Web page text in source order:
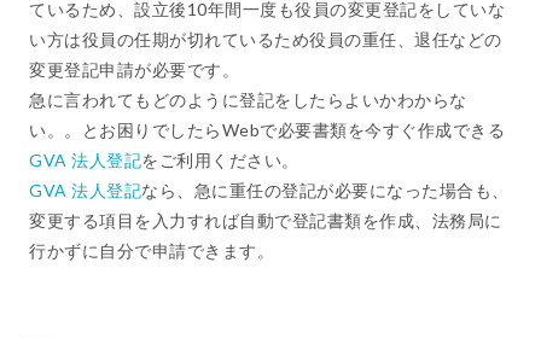
ているため、設立後10年間一度も役員の変更登記をしていな
い方は役員の任期が切れているため役員の重任、退任などの
変更登記申請が必要です。
急に言われてもどのように登記をしたらよいかわからな
い。。とお困りでしたらWebで必要書類を今すぐ作成できる
GVA 法人登記をご利用ください。
GVA 法人登記なら、急に重任の登記が必要になった場合も、
変更する項目を入力すれば自動で登記書類を作成、法務局に
行かずに自分で申請できます。